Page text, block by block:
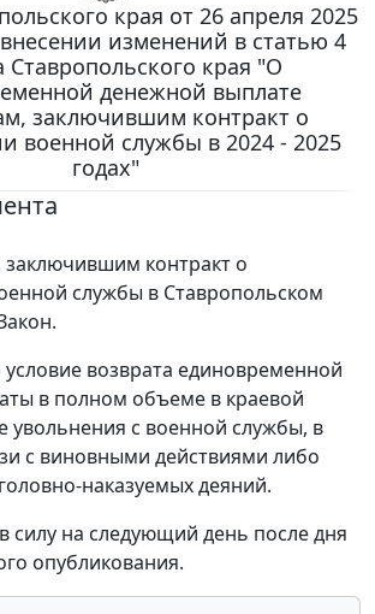
края от 26 апреля 2025
изменений в статью 4
Ставропольского края "О
денежной выплате
заключившим контракт о
военной службы в 2024 - 2025
годах"
контракт о
службы в Ставропольском
возврата единовременной
в полном объеме в краевой
увольнения с военной службы, в
с виновными действиями либо
наказуемых деяний.
силу на следующий день после дня
опубликования.